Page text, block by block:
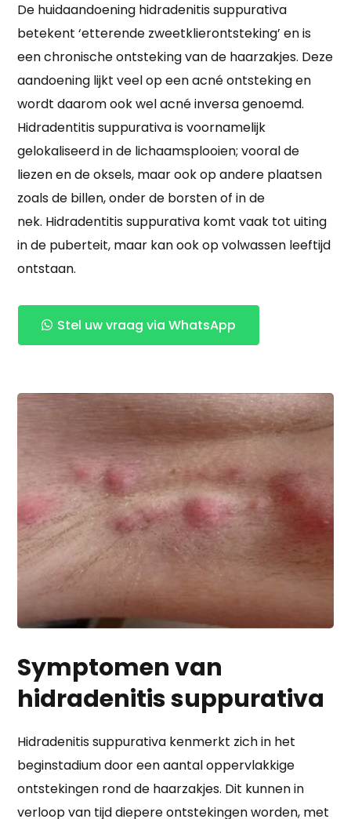
De huidaandoening hidradenitis suppurativa
betekent ‘etterende zweetklierontsteking’ en is
een chronische ontsteking van de haarzakjes. Deze
aandoening lijkt veel op een acné ontsteking en
wordt daarom ook wel acné inversa genoemd.
Hidradentitis suppurativa is voornamelijk
gelokaliseerd in de lichaamsplooien; vooral de
liezen en de oksels, maar ook op andere plaatsen
zoals de billen, onder de borsten of in de
nek. Hidradentitis suppurativa komt vaak tot uiting
in de puberteit, maar kan ook op volwassen leeftijd
ontstaan.
Stel uw vraag via WhatsApp
Symptomen van
hidradenitis suppurativa
Hidradenitis suppurativa kenmerkt zich in het
beginstadium door een aantal oppervlakkige
ontstekingen rond de haarzakjes. Dit kunnen in
verloop van tijd diepere ontstekingen worden, met